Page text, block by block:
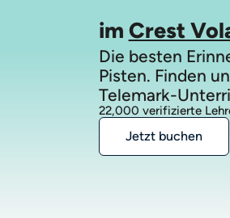
im Crest
Die besten
Pisten. Finden
Telemark-
22,000 verifizierte
Jetzt buchen